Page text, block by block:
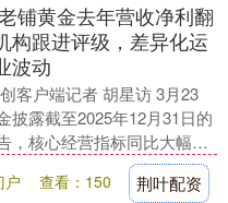
铺黄金去年营收净利翻
构跟进评级，差异化运
波动
客户端记者 胡星访 3月23
披露截至2025年12月31日的
，核心经营指标同比大幅增
后，高盛、花旗、野村等多
户 查看：150 荆叶配资